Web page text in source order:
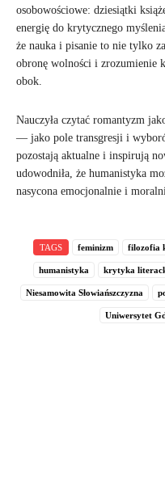
osobowościowe: dziesiątki
energię do krytycznego
że nauka i pisanie to nie tylko
obronę wolności i zrozumienie
obok.
Nauczyła czytać romantyzm
— jako pole transgresji i
pozostają aktualne i inspirują
udowodniła, że humanistyka
nasycona emocjonalnie i
TAGS feminizm filozofia
humanistyka krytyka
Niesamowita Słowiańszczyzna
Uniwersytet